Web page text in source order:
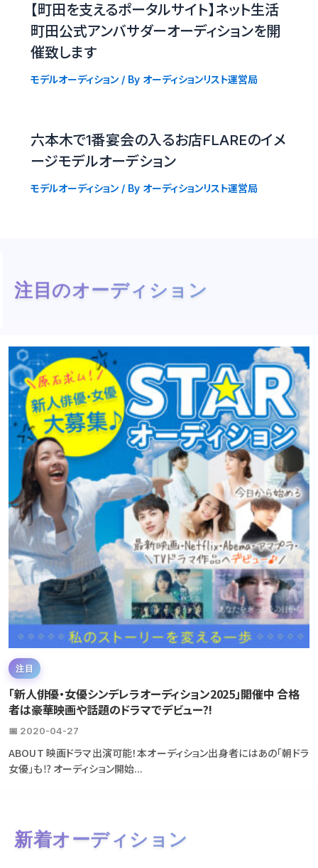
【町田を支えるポータルサイト】ネット生活
町田公式アンバサダーオーディションを開
催致します
モデルオーディション/ By オーディションリスト運営局
六本木で1番宴会の入るお店FLAREのイメ
ージモデルオーデション
モデルオーディション/ By オーディションリスト運営局
注目のオーディション
注目
「新人俳優・女優シンデレラオーディション2025」開催中 合格
者は豪華映画や話題のドラマでデビュー?!
📅 2020-04-27
ABOUT 映画ドラマ出演可能！本オーディション出身者にはあの「朝ドラ
女優」も⁉ オーディション開始...
新着オーディション